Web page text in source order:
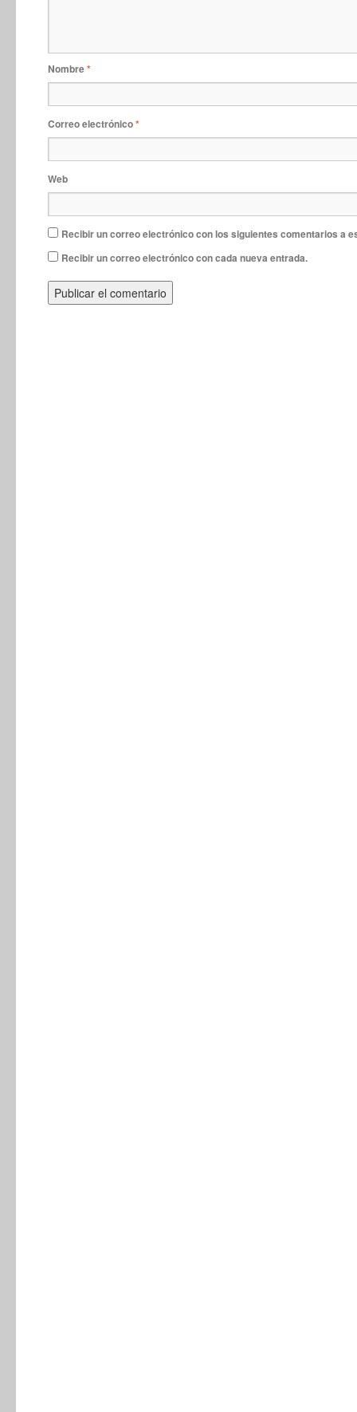
Nombre*
Correo electrónico*
Web
Recibir un correo electrónico con los siguientes comentarios a
Recibir un correo electrónico con cada nueva entrada.